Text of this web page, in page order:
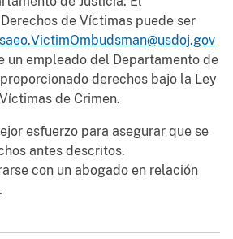
de Víctimas puede ser
un empleado del Departamento de
derechos bajo la Ley
de Crimen.
esfuerzo para asegurar que se
antes descritos.
con un abogado en relación